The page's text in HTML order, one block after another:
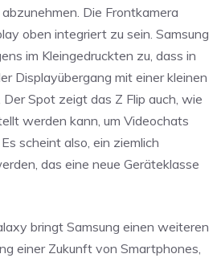
Die Frontkamera
oben integriert zu sein. Samsung
im Kleingedruckten zu, dass in
Displayübergang mit einer kleinen
Spot zeigt das Z Flip auch, wie
werden kann, um Videochats
scheint also, ein ziemlich
das eine neue Geräteklasse
bringt Samsung einen weiteren
einer Zukunft von Smartphones,